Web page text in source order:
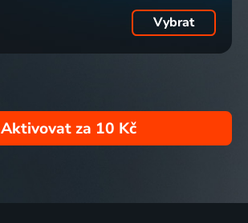
Vybrat
Aktivovat za 10 Kč